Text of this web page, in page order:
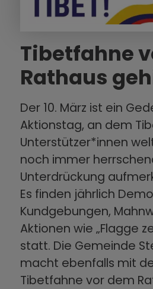
Tibetfahne
Rathaus
Der 10. März ist ein
Aktionstag, an dem
Unterstützer*innen
noch immer
Unterdrückung
Es finden jährlich
Kundgebungen,
Aktionen wie „Flagge
statt. Die Gemeinde
macht ebenfalls mit
Tibetfahne vor dem